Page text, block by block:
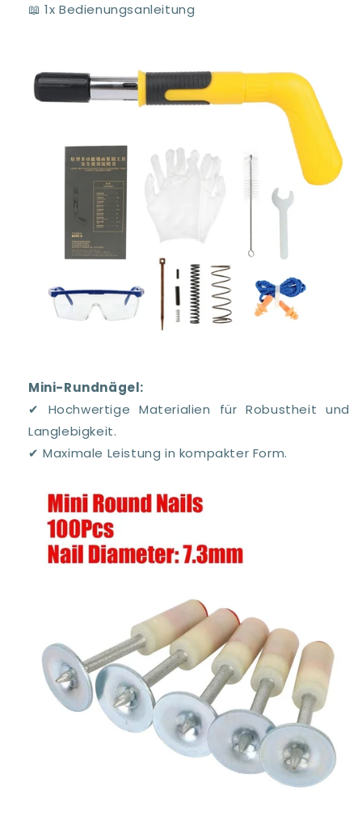
📖 1x Bedienungsanleitung
Mini-Rundnägel:
✔ Hochwertige Materialien für Robustheit und
Langlebigkeit.
✔ Maximale Leistung in kompakter Form.